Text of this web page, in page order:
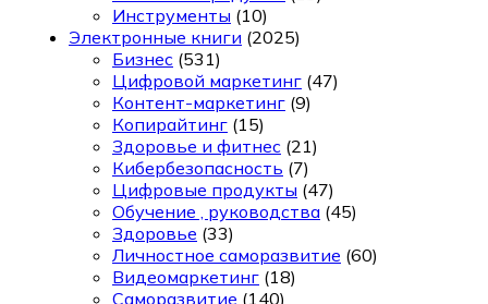
Инструменты (10)
Электронные книги (2025)
Бизнес (531)
Цифровой маркетинг (47)
Контент-маркетинг (9)
Копирайтинг (15)
Здоровье и фитнес (21)
Кибербезопасность (7)
Цифровые продукты (47)
Обучение , руководства (45)
Здоровье (33)
Личностное саморазвитие (60)
Видеомаркетинг (18)
Саморазвитие (140)